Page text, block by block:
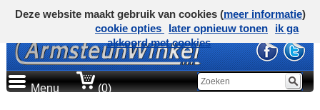
Menu (0)
Deze website maakt gebruik van cookies (meer informatie)
cookie opties
later opnieuw tonen
ik ga
akkoord met cookies